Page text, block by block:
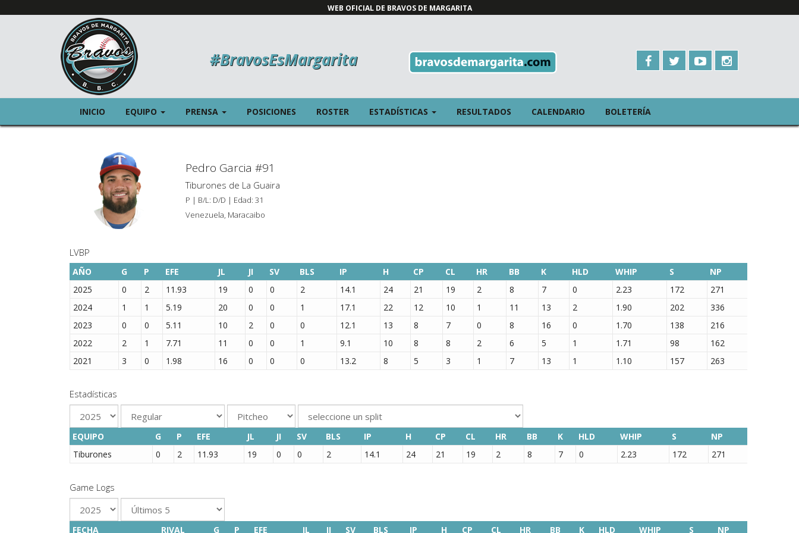
WEB OFICIAL DE BRAVOS DE MARGARITA
#BravosEsMargarita
INICIO EQUIPO (CURRENT)
PRENSA (CURRENT)POSICIONES ROSTER ESTADÍSTICAS (CURRENT)
RESULTADOS CALENDARIO BOLETERÍA
Pedro Garcia #91
Tiburones de La Guaira
P | B/L: D/D | Edad: 31
Venezuela, Maracaibo
LVBP
AÑO G P EFE JL JI SV BLS IP H CP CL HR BB K HLD WHIP S
NP
2025
0 2 11.93 19 0 0 2 14.1 24 21 19 2 8 7 0 2.23 172
271
2024
1 1 5.19 20 0 0 1 17.1 22 12 10 1 11 13 2 1.90 202
336
2023
0 0 5.11 10 2 0 0 12.1 13 8 7 0 8 16 0 1.70 138
216
2022
2 1 7.71 11 0 0 1 9.1 10 8 8 2 6 5 1 1.71 98
162
2021
3 0 1.98 16 0 0 0 13.2 8 5 3 1 7 13 1 1.10 157 263
Estadísticas
EQUIPO G P EFE JL JI SV BLS IP H CP CL HR BB K HLD WHIP S
NP
Tiburones
0 2 11.93 19 0 0 2 14.1 24 21 19 2 8 7 0 2.23 172 271
Game Logs
FECHA RIVAL G P EFE JL JI SV BLS IP H CP CL HR BB K HLD WHIP S NP